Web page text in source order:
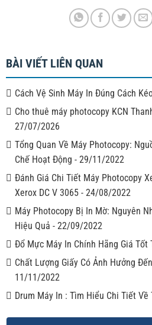
BÀI VIẾT LIÊN QUAN
Cách Vệ Sinh Máy In Đúng Cách
Cho thuê máy photocopy KCN
27/07/2026
Tổng Quan Về Máy Photocopy:
Chế Hoạt Động - 29/11/2022
Đánh Giá Chi Tiết Máy Photocopy
Xerox DC V 3065- 24/08/2022
Máy Photocopy Bị In Mờ: Nguyên
Hiệu Quả - 22/09/2022
Đổ Mực Máy In Chính Hãng Giá Tốt
Chất Lượng Giấy Có Ảnh Hưởng
11/11/2022
Drum Máy In : Tìm Hiểu Chi Tiết Về